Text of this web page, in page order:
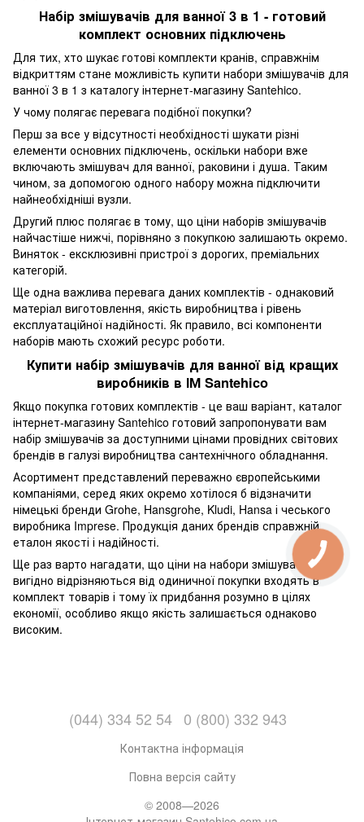
Набір змішувачів для ванної 3 в 1 - готовий
комплект основних підключень
Для тих, хто шукає готові комплекти кранів, справжнім
відкриттям стане можливість купити набори змішувачів для
ванної 3 в 1 з каталогу інтернет-магазину Santehico.
У чому полягає перевага подібної покупки?
Перш за все у відсутності необхідності шукати різні
елементи основних підключень, оскільки набори вже
включають змішувач для ванної, раковини і душа. Таким
чином, за допомогою одного набору можна підключити
найнеобхідніші вузли.
Другий плюс полягає в тому, що ціни наборів змішувачів
найчастіше нижчі, порівняно з покупкою залишають окремо.
Виняток - ексклюзивні пристрої з дорогих, преміальних
категорій.
Ще одна важлива перевага даних комплектів - однаковий
матеріал виготовлення, якість виробництва і рівень
експлуатаційної надійності. Як правило, всі компоненти
наборів мають схожий ресурс роботи.
Купити набір змішувачів для ванної від кращих
виробників в ІМ Santehico
Якщо покупка готових комплектів - це ваш варіант, каталог
інтернет-магазину Santehico готовий запропонувати вам
набір змішувачів за доступними цінами провідних світових
брендів в галузі виробництва сантехнічного обладнання.
Асортимент представлений переважно європейськими
компаніями, серед яких окремо хотілося б відзначити
німецькі бренди Grohe, Hansgrohe, Kludi, Hansa і чеського
виробника Imprese. Продукція даних брендів справжній
еталон якості і надійності.
Ще раз варто нагадати, що ціни на набори змішувачів
вигідно відрізняються від одиничної покупки входять в
комплект товарів і тому їх придбання розумно в цілях
економії, особливо якщо якість залишається однаково
високим.
(044) 334 52 54 0 (800) 332 943
Контактна інформація
Повна версія сайту
© 2008—2026